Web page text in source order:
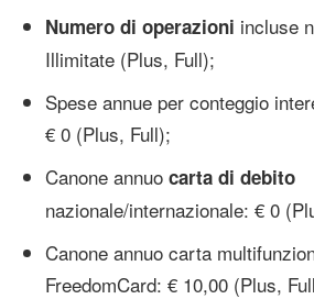
Numero di operazioni incluse
Illimitate (Plus, Full);
Spese annue per conteggio
€ 0 (Plus, Full);
Canone annuo carta di debito
nazionale/internazionale: € 0
Canone annuo carta
FreedomCard: € 10,00 (Plus,